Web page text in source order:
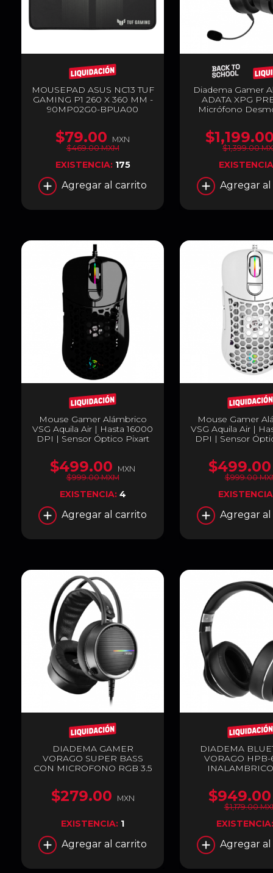
MOUSEPAD ASUS NC13 TUF
GAMING P1 260 X 360 MM -
90MP02G0-BPUA00
$79.00
MXN
$469.00 MXM
EXISTENCIA: 175
Agregar al carrito
Diadema Gamer
ADATA XPG
Micrófono
Cancelación de
Ambiental (ENC)
Envolvente 7.1 |
3.5mm | PC /
Nintendo Switch /
Rojo | Negro |
$1,199.00
$1,399.00
Agregar
Mouse Gamer Alámbrico
VSG Aquila Air | Hasta 16000
DPI | Sensor Óptico Pixart
de 60 a 82 g | 6 Botones |
Carcasas Intercambiables |
RGB | Negro Brillante | VG-
$499.00
MXN
$999.00 MXM
EXISTENCIA: 4
Agregar al carrito
Mouse Gamer
VSG Aquila Air |
DPI | Sensor
de 60 a 82 g | 6
Carcasas
RGB | Blanco
$499.00
$999.00
Agregar
DIADEMA GAMER
VORAGO SUPER BASS
CON MICROFONO RGB 3.5
ADAPTADOR 3.5MM DOBLE
$279.00 MXN
EXISTENCIA: 1
Agregar al carrito
DIADEMA
VORAGO HPB-
$949.00
$1,179.00
EXISTENCIA:
Agregar